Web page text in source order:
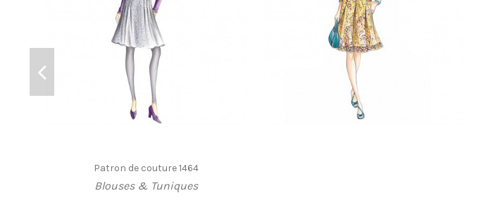
Patron de couture 1464
Blouses & Tuniques